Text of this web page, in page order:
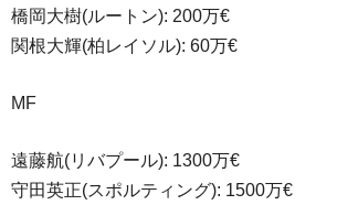
橋岡大樹(ルートン): 200万€
関根大輝(柏レイソル): 60万€
MF
遠藤航(リバプール): 1300万€
守田英正(スポルティング): 1500万€